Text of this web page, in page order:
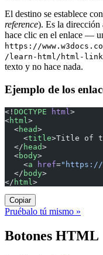
El destino se establece
reference). Es la dirección
hace clic en el enlace —
https://
/learn-html/html-
texto y no hace nada.
Ejemplo de los
<! DOCTYPE html >
<html >
  <
head>
    <
title>Title of
  </
head>
  <
body>
    <
a href="https://
  </
body>
</ html >
Copiar
Pruébalo tú mismo »
Botones HTML